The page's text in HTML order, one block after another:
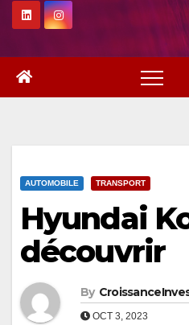
AUTOMOBILE TRANSPORT
Hyundai
découvrir
By
OCT 3, 2023